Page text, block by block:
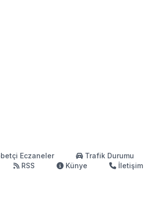
Eczaneler Trafik Durumu
RSS Künye
İletişim